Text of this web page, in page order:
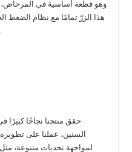
وهو قطعة أساسية في المرحاض،
هذا الزرّ تمامًا مع نظام الضغط
حقق منتجنا نجاحًا كبيرًا
السنين، عملنا على
لمواجهة تحديات متنوعة، مثل